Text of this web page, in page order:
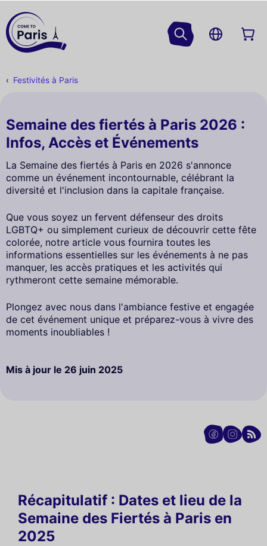
Festivités à Paris
Semaine des fiertés à Paris 2026 :
Infos, Accès et Événements
La Semaine des fiertés à Paris en 2026 s'annonce
comme un événement incontournable, célébrant la
diversité et l'inclusion dans la capitale française.
Que vous soyez un fervent défenseur des droits
LGBTQ+ ou simplement curieux de découvrir cette fête
colorée, notre article vous fournira toutes les
informations essentielles sur les événements à ne pas
manquer, les accès pratiques et les activités qui
rythmeront cette semaine mémorable.
Plongez avec nous dans l'ambiance festive et engagée
de cet événement unique et préparez-vous à vivre des
moments inoubliables !
Mis à jour le 26 juin 2025
Récapitulatif : Dates et lieu de la
Semaine des Fiertés à Paris en
2025